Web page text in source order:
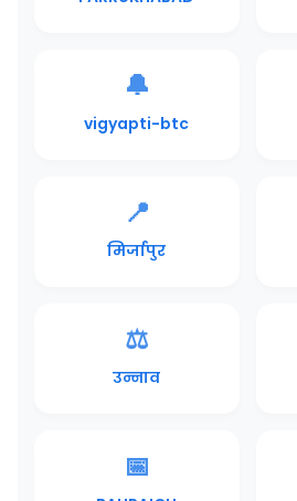
🔔
vigyapti-btc
📍
मिर्जापुर
⚖️
उन्नाव
📅